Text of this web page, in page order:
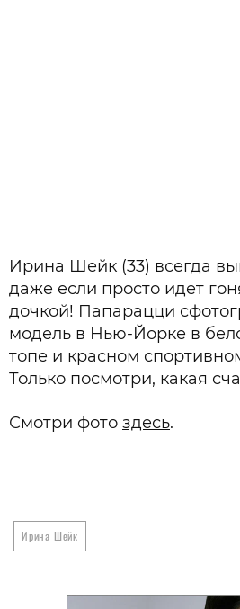
Ирина Шейк (33) всегда
даже если просто идет
дочкой! Папарацци
модель в Нью-Йорке в
топе и красном
Только посмотри, какая
Смотри фото здесь.
Ирина Шейк